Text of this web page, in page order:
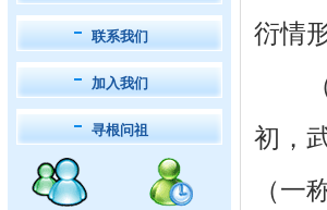
联系我们
加入我们
寻根问祖
衍情
（
初，
（一